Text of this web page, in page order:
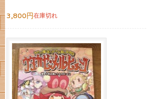
3,800円在庫切れ